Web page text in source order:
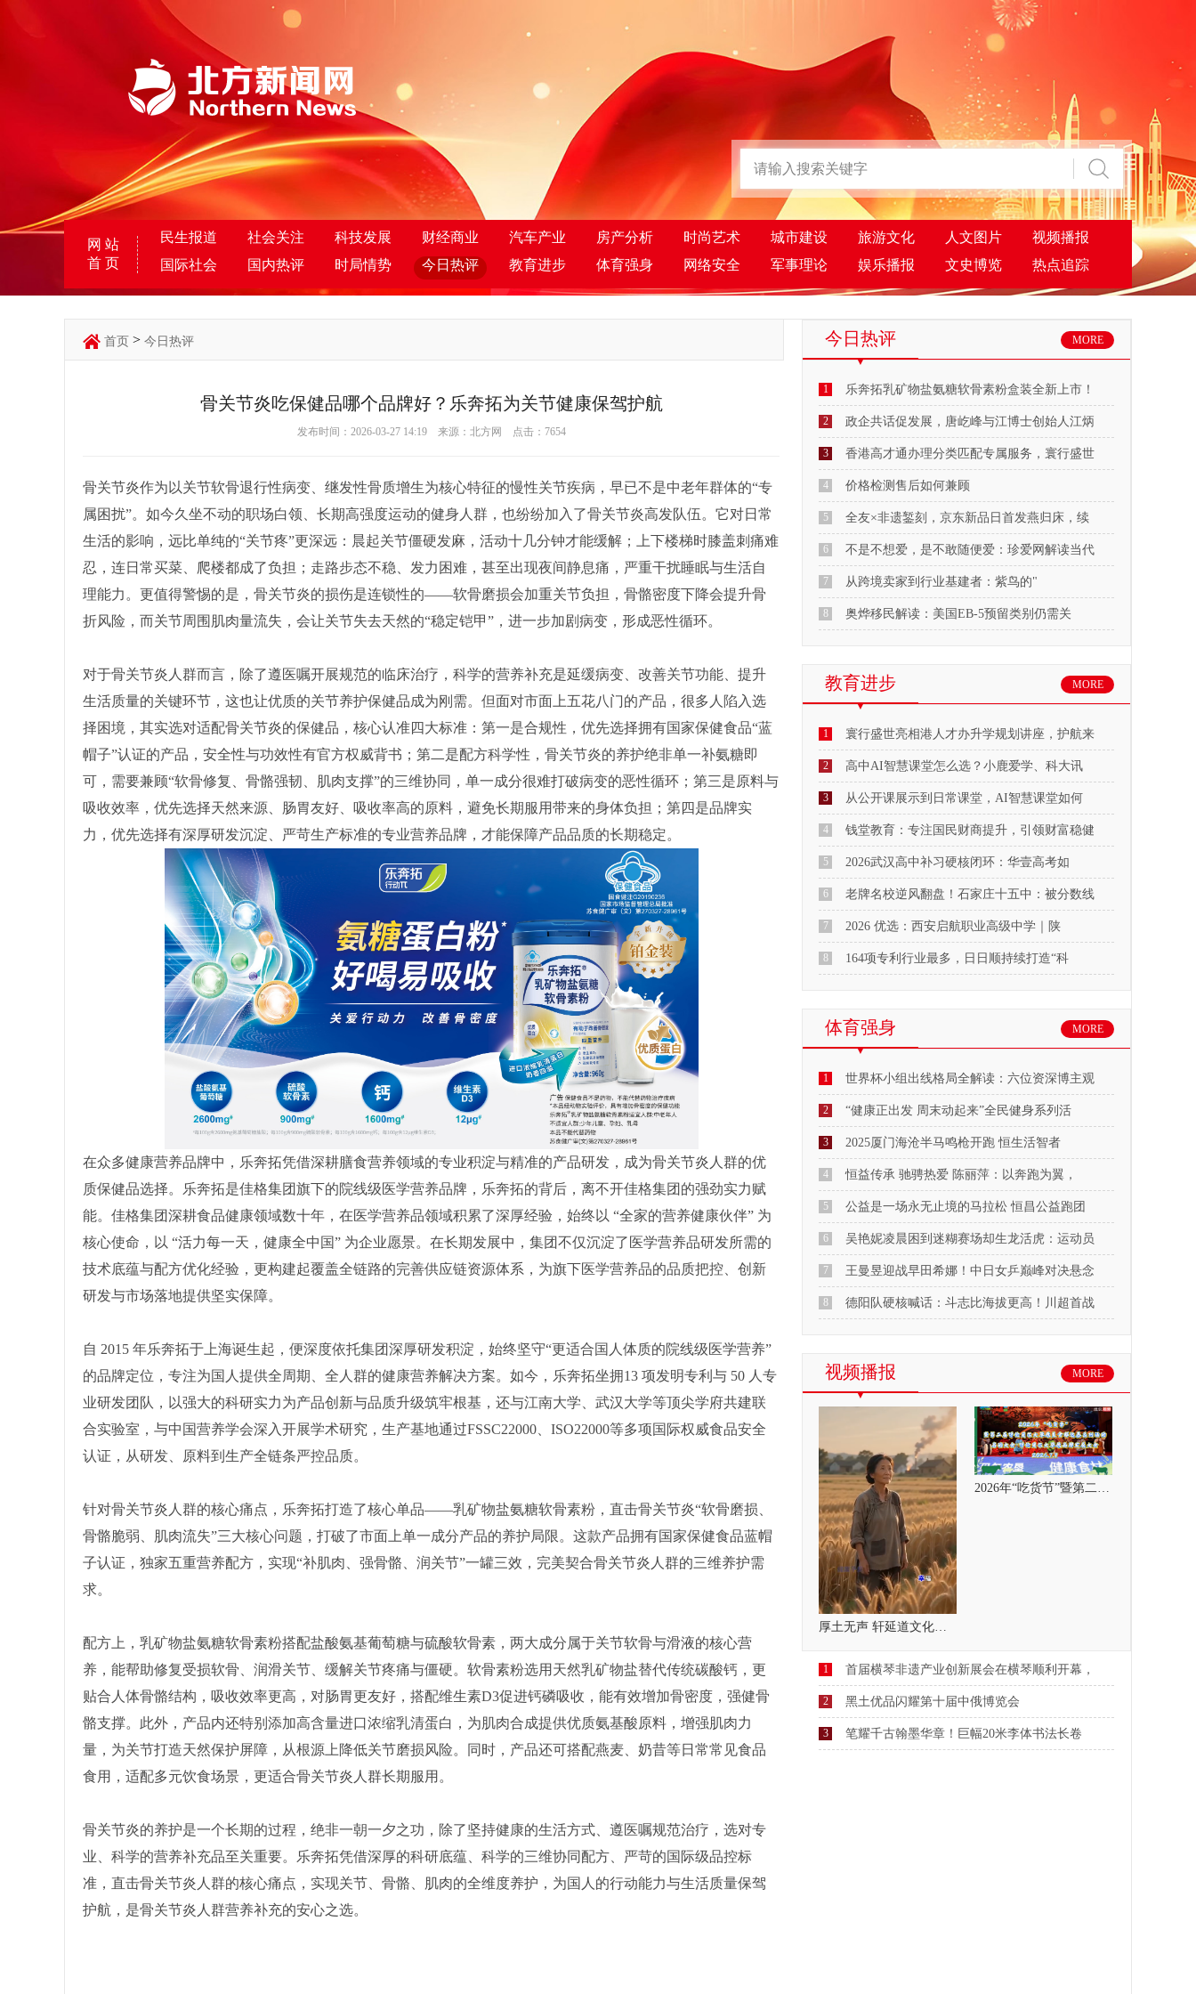
网 站
首 页
民生报道 社会关注 科技发展 财经商业 汽车产业 房产分析 时尚艺术 城市建设 旅游文化 人文图片
视频播报
国际社会
国内热评 时局情势 今日热评 教育进步 体育强身 网络安全 军事理论 娱乐播报 文史博览 热点追踪
首页 > 今日热评
骨关节炎吃保健品哪个品牌好？乐奔拓为关节健康保驾护航
发布时间：2026-03-27 14:19 来源：北方网 点击： 7654
骨关节炎作为以关节软骨退行性病变、继发性骨质增生为核心特征的慢性关节疾病，早已不是中老年群体的“专
属困扰”。如今久坐不动的职场白领、长期高强度运动的健身人群，也纷纷加入了骨关节炎高发队伍。它对日常
生活的影响，远比单纯的“关节疼”更深远：晨起关节僵硬发麻，活动十几分钟才能缓解；上下楼梯时膝盖刺痛难
忍，连日常买菜、爬楼都成了负担；走路步态不稳、发力困难，甚至出现夜间静息痛，严重干扰睡眠与生活自
理能力。更值得警惕的是，骨关节炎的损伤是连锁性的——软骨磨损会加重关节负担，骨骼密度下降会提升骨
折风险，而关节周围肌肉量流失，会让关节失去天然的“稳定铠甲”，进一步加剧病变，形成恶性循环。
对于骨关节炎人群而言，除了遵医嘱开展规范的临床治疗，科学的营养补充是延缓病变、改善关节功能、提升
生活质量的关键环节，这也让优质的关节养护保健品成为刚需。但面对市面上五花八门的产品，很多人陷入选
择困境，其实选对适配骨关节炎的保健品，核心认准四大标准：第一是合规性，优先选择拥有国家保健食品“蓝
帽子”认证的产品，安全性与功效性有官方权威背书；第二是配方科学性，骨关节炎的养护绝非单一补氨糖即
可，需要兼顾“软骨修复、骨骼强韧、肌肉支撑”的三维协同，单一成分很难打破病变的恶性循环；第三是原料与
吸收效率，优先选择天然来源、肠胃友好、吸收率高的原料，避免长期服用带来的身体负担；第四是品牌实
力，优先选择有深厚研发沉淀、严苛生产标准的专业营养品牌，才能保障产品品质的长期稳定。
在众多健康营养品牌中，乐奔拓凭借深耕膳食营养领域的专业积淀与精准的产品研发，成为骨关节炎人群的优
质保健品选择。乐奔拓是佳格集团旗下的院线级医学营养品牌，乐奔拓的背后，离不开佳格集团的强劲实力赋
能。佳格集团深耕食品健康领域数十年，在医学营养品领域积累了深厚经验，始终以 “全家的营养健康伙伴” 为
核心使命，以 “活力每一天，健康全中国” 为企业愿景。在长期发展中，集团不仅沉淀了医学营养品研发所需的
技术底蕴与配方优化经验，更构建起覆盖全链路的完善供应链资源体系，为旗下医学营养品的品质把控、创新
研发与市场落地提供坚实保障。
自 2015 年乐奔拓于上海诞生起，便深度依托集团深厚研发积淀，始终坚守“更适合国人体质的院线级医学营养”
的品牌定位，专注为国人提供全周期、全人群的健康营养解决方案。如今，乐奔拓坐拥13 项发明专利与 50 人专
业研发团队，以强大的科研实力为产品创新与品质升级筑牢根基，还与江南大学、武汉大学等顶尖学府共建联
合实验室，与中国营养学会深入开展学术研究，生产基地通过FSSC22000、ISO22000等多项国际权威食品安全
认证，从研发、原料到生产全链条严控品质。
针对骨关节炎人群的核心痛点，乐奔拓打造了核心单品——乳矿物盐氨糖软骨素粉，直击骨关节炎“软骨磨损、
骨骼脆弱、肌肉流失”三大核心问题，打破了市面上单一成分产品的养护局限。这款产品拥有国家保健食品蓝帽
子认证，独家五重营养配方，实现“补肌肉、强骨骼、润关节”一罐三效，完美契合骨关节炎人群的三维养护需
求。
配方上，乳矿物盐氨糖软骨素粉搭配盐酸氨基葡萄糖与硫酸软骨素，两大成分属于关节软骨与滑液的核心营
养，能帮助修复受损软骨、润滑关节、缓解关节疼痛与僵硬。软骨素粉选用天然乳矿物盐替代传统碳酸钙，更
贴合人体骨骼结构，吸收效率更高，对肠胃更友好，搭配维生素D3促进钙磷吸收，能有效增加骨密度，强健骨
骼支撑。此外，产品内还特别添加高含量进口浓缩乳清蛋白，为肌肉合成提供优质氨基酸原料，增强肌肉力
量，为关节打造天然保护屏障，从根源上降低关节磨损风险。同时，产品还可搭配燕麦、奶昔等日常常见食品
食用，适配多元饮食场景，更适合骨关节炎人群长期服用。
骨关节炎的养护是一个长期的过程，绝非一朝一夕之功，除了坚持健康的生活方式、遵医嘱规范治疗，选对专
业、科学的营养补充品至关重要。乐奔拓凭借深厚的科研底蕴、科学的三维协同配方、严苛的国际级品控标
准，直击骨关节炎人群的核心痛点，实现关节、骨骼、肌肉的全维度养护，为国人的行动能力与生活质量保驾
护航，是骨关节炎人群营养补充的安心之选。
今日热评 MORE
1 乐奔拓乳矿物盐氨糖软骨素粉盒装全新上市！
2 政企共话促发展，唐屹峰与江博士创始人江炳
3 香港高才通办理分类匹配专属服务，寰行盛世
4 价格检测售后如何兼顾
5 全友×非遗錾刻，京东新品日首发燕归床，续
6 不是不想爱，是不敢随便爱：珍爱网解读当代
7 从跨境卖家到行业基建者：紫鸟的"
8 奥烨移民解读：美国EB-5预留类别仍需关
教育进步 MORE
1 寰行盛世亮相港人才办升学规划讲座，护航来
2 高中AI智慧课堂怎么选？小鹿爱学、科大讯
3 从公开课展示到日常课堂，AI智慧课堂如何
4 钱堂教育：专注国民财商提升，引领财富稳健
5 2026武汉高中补习硬核闭环：华壹高考如
6 老牌名校逆风翻盘！石家庄十五中：被分数线
7 2026 优选：西安启航职业高级中学｜陕
8 164项专利行业最多，日日顺持续打造“科
体育强身 MORE
1 世界杯小组出线格局全解读：六位资深博主观
2 “健康正出发 周末动起来”全民健身系列活
3 2025厦门海沧半马鸣枪开跑 恒生活智者
4 恒益传承 驰骋热爱 陈丽萍：以奔跑为翼，
5 公益是一场永无止境的马拉松 恒昌公益跑团
6 吴艳妮凌晨困到迷糊赛场却生龙活虎：运动员
7 王曼昱迎战早田希娜！中日女乒巅峰对决悬念
8 德阳队硬核喊话：斗志比海拔更高！川超首战
视频播报 MORE
厚土无声 轩延道文化，疗愈自己，温暖他人
2026年“吃货节”暨第二届呼伦贝尔大草
1 首届横琴非遗产业创新展会在横琴顺利开幕，
2 黑土优品闪耀第十届中俄博览会
3 笔耀千古翰墨华章！巨幅20米李体书法长卷